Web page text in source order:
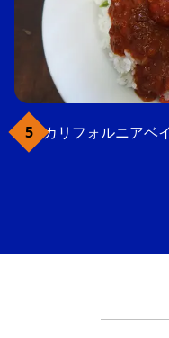
カリフォルニアベ